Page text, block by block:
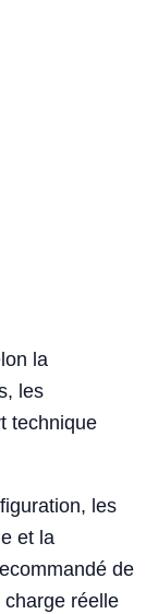
la
les
technique
les
et la
de
réelle